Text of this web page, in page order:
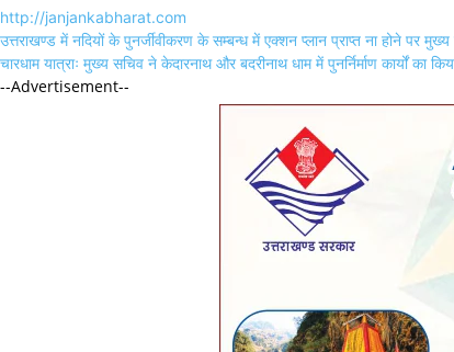
http://janjankabharat.com
Post
navigation
उत्तराखण्ड में नदियों के पुनर्जीवीकरण के सम्बन्ध में एक्शन प्लान प्राप्त ना होने पर
चारधाम यात्राः मुख्य सचिव ने केदारनाथ और बदरीनाथ धाम में पुनर्निर्माण कार्यों का
--Advertisement--